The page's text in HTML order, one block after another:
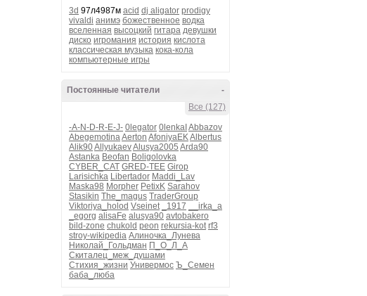
3d 97л4987м acid dj aligator prodigy
vivaldi анимэ божественное водка
вселенная высоцкий гитара девушки
диско игромания история кислота
классическая музыка кока-кола
компьютерные игры
-
Постоянные читатели
Все (127)
-A-N-D-R-E-J- 0legator 0lenkaI Abbazov
AbegemotinaAerton AfoniyaEKAlbertus
Alik90AllyukaevAlusya2005 Arda90
Astanka Beofan Boligolovka
CYBER_CAT GRED-TEE Girop
Larisichka Libertador Maddi_Lav
Maska98 Morpher PetixK Sarahov
Stasikin The_magus TraderGroup
Viktoriya_holod Vseinet _1917
__irka_a
_egorg alisaFe alusya90 avtobakero
bild-zone chukold peon rekursia-kot rf3
stroy-wikipedia Алиночка_Лунева
Николай_Гольдман П_О_Л_А
Скиталец_меж_душами
Стихия_жизни Универмос Ъ_Семен
баба_люба